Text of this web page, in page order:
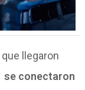
que llegaron
se conectaron